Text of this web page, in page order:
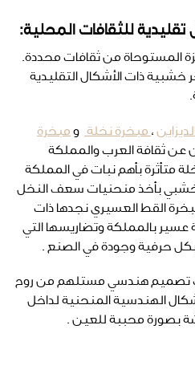
للثقافات المحلية:
المستوحاة من ثقافات محددة.
خشبية ذات الأشكال التقليدية
، مبخرة نخلة و مبخرة
عن ثقافة العرب والمملكة
متأثرة بأهم نبات في المملكة
بأخذ منحنيات سعف النخل
القط العسيري نجدها ذات
بالمملكة وتضاريسها التي
حرفية وجودة في الصنع .
تصميم هندسي مستلهم من روح
الهندسية المنحنية لداخل
بصورة محببة للعين .